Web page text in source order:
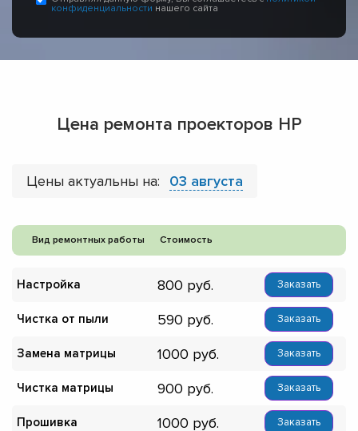
конфиденциальности нашего сайта
Цена ремонта проекторов HP
Цены актуальны на: 03 августа
Вид ремонтных работы Стоимость
Настройка 800 Заказать
Чистка от пыли 590 Заказать
Замена матрицы 1000 Заказать
Чистка матрицы 900 Заказать
Прошивка 1000 Заказать